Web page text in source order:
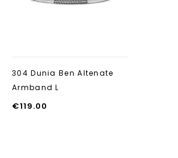
304 Dunia Ben Altenate
Armband L
€119.00